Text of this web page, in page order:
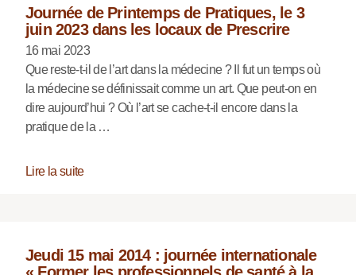
Journée de Printemps de Pratiques, le 3
juin 2023 dans les locaux de Prescrire
16 mai 2023
Que reste-t-il de l’art dans la médecine ? Il fut un temps où
la médecine se définissait comme un art. Que peut-on en
dire aujourd’hui ? Où l’art se cache-t-il encore dans la
pratique de la …
Lire la suite
Jeudi 15 mai 2014 : journée internationale